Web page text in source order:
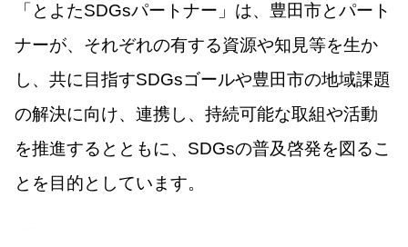
「とよたSDGsパートナー」は、豊田市とパート
ナーが、それぞれの有する資源や知見等を生か
し、共に目指すSDGsゴールや豊田市の地域課題
の解決に向け、連携し、持続可能な取組や活動
を推進するとともに、SDGsの普及啓発を図るこ
とを目的としています。